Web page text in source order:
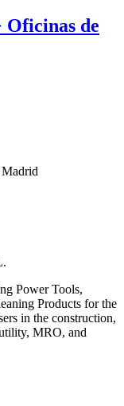
Oficinas de
Madrid
Power Tools,
Products for the
in the construction,
MRO, and